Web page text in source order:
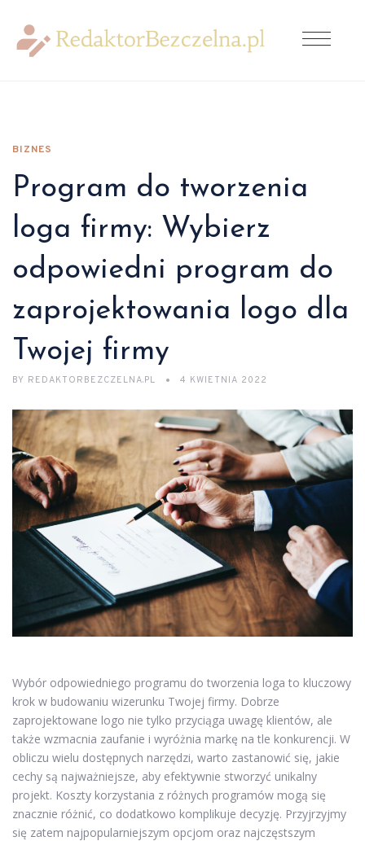
BIZNES
Program do tworzenia
loga firmy: Wybierz
odpowiedni program do
zaprojektowania logo dla
Twojej firmy
BY REDAKTORBEZCZELNA.PL 4 KWIETNIA 2022
Wybór odpowiedniego programu do tworzenia loga to kluczowy
krok w budowaniu wizerunku Twojej firmy. Dobrze
zaprojektowane logo nie tylko przyciąga uwagę klientów, ale
także wzmacnia zaufanie i wyróżnia markę na tle konkurencji. W
obliczu wielu dostępnych narzędzi, warto zastanowić się, jakie
cechy są najważniejsze, aby efektywnie stworzyć unikalny
projekt. Koszty korzystania z różnych programów mogą się
znacznie różnić, co dodatkowo komplikuje decyzję. Przyjrzyjmy
się zatem najpopularniejszym opcjom oraz najczęstszym